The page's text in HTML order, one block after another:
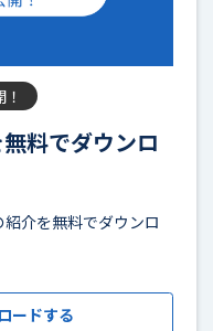
料でダウンロ
介を無料でダウンロ
ードする